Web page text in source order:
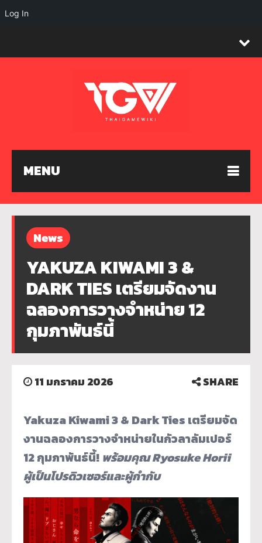
MENU
News
YAKUZA KIWAMI 3 &
DARK TIES เตรียมจัดงาน
ฉลองการวางจำหน่าย 12
กุมภาพันธ์นี้
11 มกราคม 2026 SHARE
Yakuza Kiwami 3 & Dark Ties เตรียมจัด
งานฉลองการวางจำหน่ายในกัวลาลัมเปอร์
12กุมภาพันธ์นี้! พร้อมคุณRyosuke Horii
ผู้เป็นโปรดิวเซอร์และผู้กำกับ
Log In